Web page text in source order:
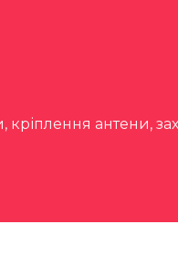
антени,